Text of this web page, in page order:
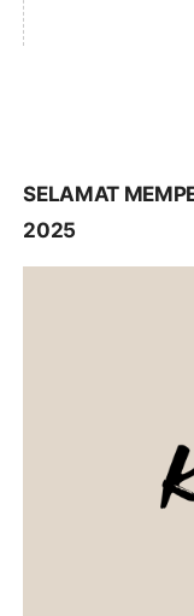
SELAMAT
2025